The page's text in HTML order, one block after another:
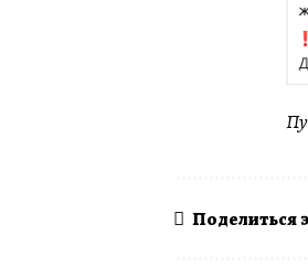
Поделиться